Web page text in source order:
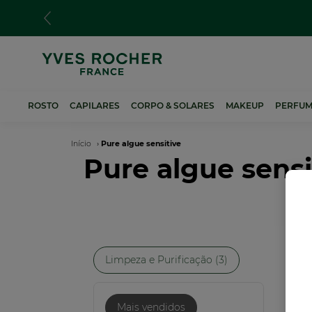
conteúdo
ROSTO CAPILARES CORPO & SOLARES MAKEUP
Navegação
estrutural
Início Pure algue sensitive
Pure algue
Mais vendidos
Limpeza e Purificação (3)